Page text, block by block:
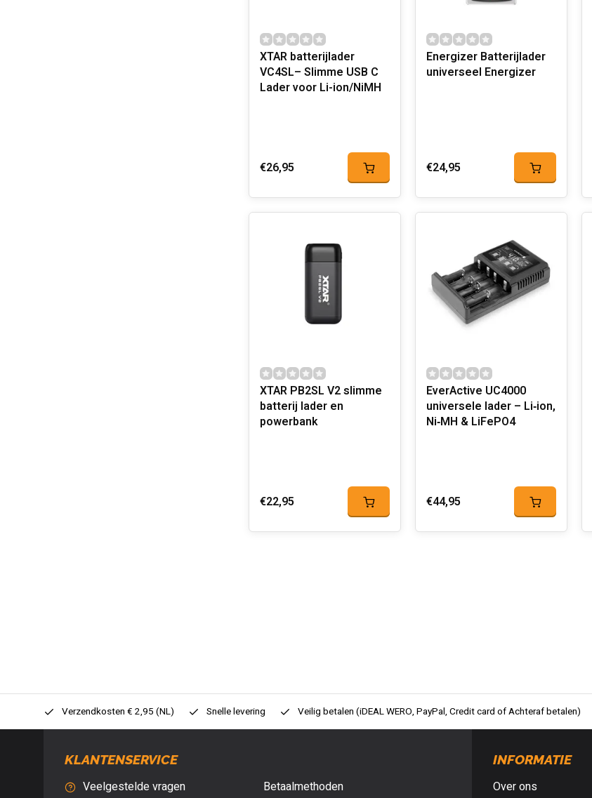
XTAR batterijlader
VC4SL– Slimme USB C
Lader voor Li-ion/NiMH
€26,95
Energizer Batterijlader
universeel Energizer
€24,95
XTAR PB2SL V2 slimme
batterij lader en
powerbank
€22,95
EverActive UC4000
universele lader – Li‑ion,
Ni‑MH & LiFePO4
€44,95
Verzendkosten € 2,95 (NL) Snelle levering Veilig betalen (iDEAL WERO, PayPal, Credit card of Achteraf betalen)
KLANTENSERVICE
Veelgestelde vragen
Betaalmethoden
INFORMATIE
Over ons